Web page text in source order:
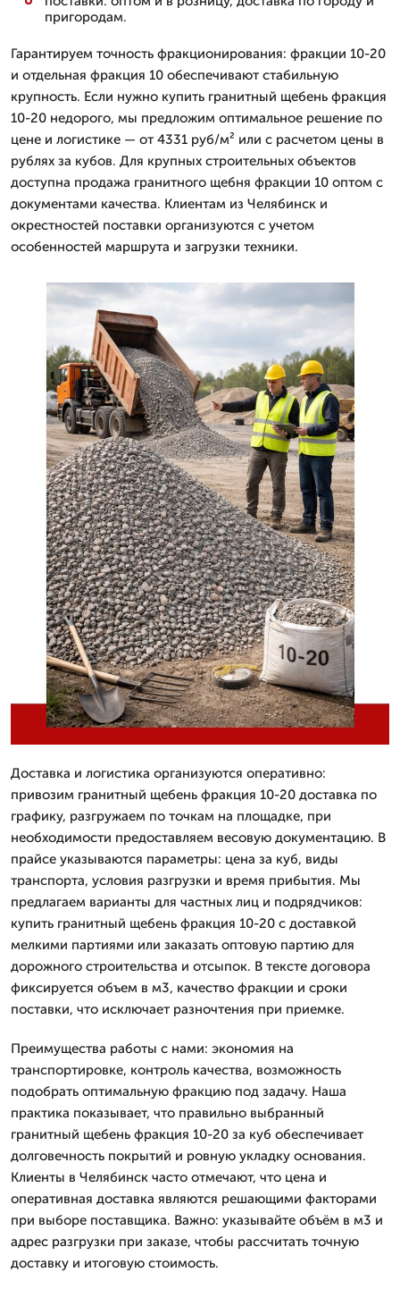
пригородам.
Гарантируем точность фракционирования: фракции 10-20
и отдельная фракция 10 обеспечивают стабильную
крупность. Если нужно купить гранитный щебень фракция
10-20 недорого, мы предложим оптимальное решение по
цене и логистике — от 4331 руб/м² или с расчетом цены в
рублях за кубов. Для крупных строительных объектов
доступна продажа гранитного щебня фракции 10 оптом с
документами качества. Клиентам из Челябинск и
окрестностей поставки организуются с учетом
особенностей маршрута и загрузки техники.
Доставка и логистика организуются оперативно:
привозим гранитный щебень фракция 10-20 доставка по
графику, разгружаем по точкам на площадке, при
необходимости предоставляем весовую документацию. В
прайсе указываются параметры: цена за куб, виды
транспорта, условия разгрузки и время прибытия. Мы
предлагаем варианты для частных лиц и подрядчиков:
купить гранитный щебень фракция 10-20 с доставкой
мелкими партиями или заказать оптовую партию для
дорожного строительства и отсыпок. В тексте договора
фиксируется объем в м3, качество фракции и сроки
поставки, что исключает разночтения при приемке.
Преимущества работы с нами: экономия на
транспортировке, контроль качества, возможность
подобрать оптимальную фракцию под задачу. Наша
практика показывает, что правильно выбранный
гранитный щебень фракция 10-20 за куб обеспечивает
долговечность покрытий и ровную укладку основания.
Клиенты в Челябинск часто отмечают, что цена и
оперативная доставка являются решающими факторами
при выборе поставщика. Важно: указывайте объём в м3 и
адрес разгрузки при заказе, чтобы рассчитать точную
доставку и итоговую стоимость.